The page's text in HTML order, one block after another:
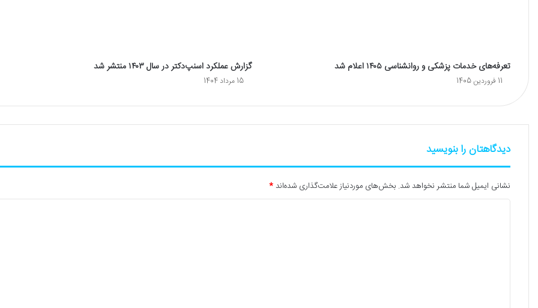
تعرفه‌های خدمات پزشکی و روانشناسی ۱۴۰۵ اعلام شد
11 فروردین 1405
گزارش عملکرد اسنپ‌دکتر در سال ۱۴۰۳ منتشر شد
15 مرداد 1404
دیدگاهتان را بنویسید
نشانی ایمیل شما منتشر نخواهد شد. بخش‌های موردنیاز علامت‌گذاری شده‌اند*